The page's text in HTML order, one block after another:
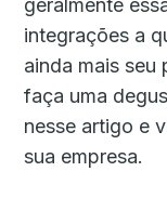
integrações a
ainda mais seu
faça uma
nesse artigo e
sua empresa.